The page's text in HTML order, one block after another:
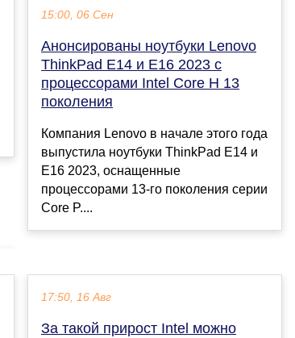
15:00, 06 Сен
Анонсированы ноутбуки Lenovo
ThinkPad E14 и E16 2023 с
процессорами Intel Core H 13
поколения
Компания Lenovo в начале этого года
выпустила ноутбуки ThinkPad E14 и
E16 2023, оснащенные
процессорами 13-го поколения серии
Core P....
17:50, 16 Авг
За такой прирост Intel можно